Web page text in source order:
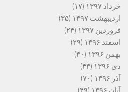
خرداد ۱۳۹۷
(۱۷)
اردیبهشت ۱۳۹۷
(۳۵)
فروردین ۱۳۹۷
(۲۴)
اسفند ۱۳۹۶
(۲۹)
بهمن ۱۳۹۶
(۳۰)
دی ۱۳۹۶
(۴۳)
آذر ۱۳۹۶
(۷۰)
آبان ۱۳۹۶
(۴۹)